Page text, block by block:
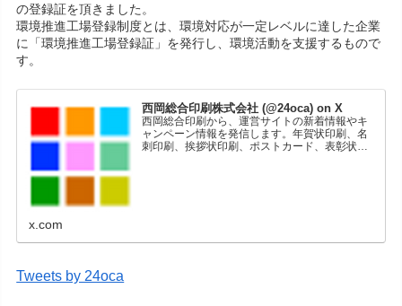
の登録証を頂きました。
環境推進工場登録制度とは、環境対応が一定レベルに達した企業
に「環境推進工場登録証」を発行し、環境活動を支援するもので
す。
西岡総合印刷株式会社 (@24oca) on X
西岡総合印刷から、運営サイトの新着情報やキ
ャンペーン情報を発信します。年賀状印刷、名
刺印刷、挨拶状印刷、ポストカード、表彰状印
x.com
Tweets by 24oca